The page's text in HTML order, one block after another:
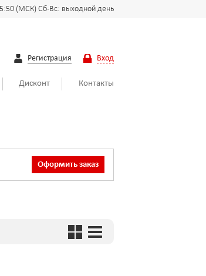
(МСК) Сб-Вс: выходной день
Регистрация Вход
Дисконт Контакты
Оформить заказ